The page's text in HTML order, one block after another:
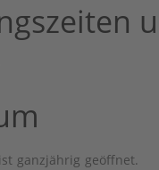
ganzjährig geöffnet.